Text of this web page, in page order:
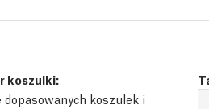
koszulki:
koszulek i